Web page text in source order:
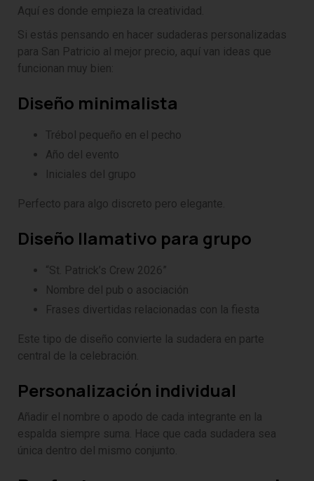
Aquí es donde empieza la creatividad.
Si estás pensando en hacer sudaderas personalizadas
para San Patricio al mejor precio, aquí van ideas que
funcionan muy bien:
Diseño minimalista
Trébol pequeño en el pecho
Año del evento
Iniciales del grupo
Perfecto para algo discreto pero elegante.
Diseño llamativo para grupo
“St. Patrick’s Crew 2026”
Nombre del pub o asociación
Frases divertidas relacionadas con la fiesta
Este tipo de diseño convierte la sudadera en parte
central de la celebración.
Personalización individual
Añadir el nombre o apodo de cada integrante en la
espalda siempre suma. Hace que cada sudadera sea
única dentro del mismo conjunto.